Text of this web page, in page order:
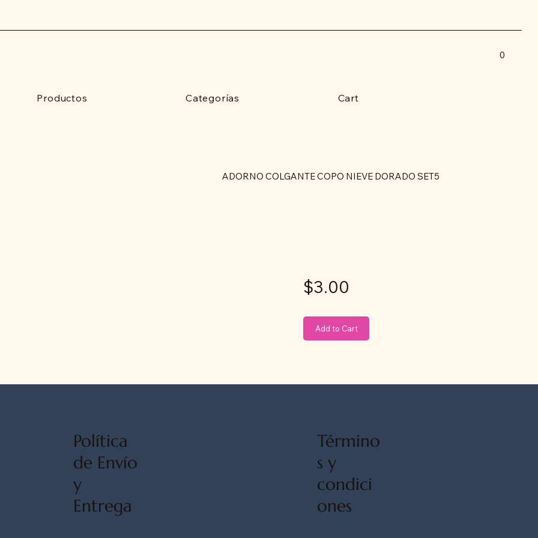
Productos Categorías Cart
0
Add to Cart
ADORNO COLGANTE COPO NIEVE DORADO SET5
$3.00
Término
s y
condici
ones
Política
de Envío
y
Entrega